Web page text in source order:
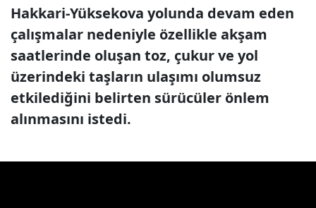
Hakkari-Yüksekova yolunda devam eden
çalışmalar nedeniyle özellikle akşam
saatlerinde oluşan toz, çukur ve yol
üzerindeki taşların ulaşımı olumsuz
etkilediğini belirten sürücüler önlem
alınmasını istedi.